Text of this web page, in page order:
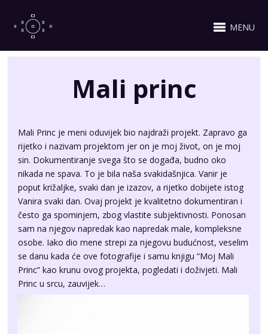
MENU
Mali princ
Mali Princ je meni oduvijek bio najdraži projekt. Zapravo ga
rijetko i nazivam projektom jer on je moj život, on je moj
sin. Dokumentiranje svega što se događa, budno oko
nikada ne spava. To je bila naša svakidašnjica. Vanir je
poput križaljke, svaki dan je izazov, a rijetko dobijete istog
Vanira svaki dan. Ovaj projekt je kvalitetno dokumentiran i
često ga spominjem, zbog vlastite subjektivnosti. Ponosan
sam na njegov napredak kao napredak male, kompleksne
osobe. Iako dio mene strepi za njegovu budućnost, veselim
se danu kada će ove fotografije i samu knjigu “Moj Mali
Princ” kao krunu ovog projekta, pogledati i doživjeti. Mali
Princ u srcu, zauvijek…